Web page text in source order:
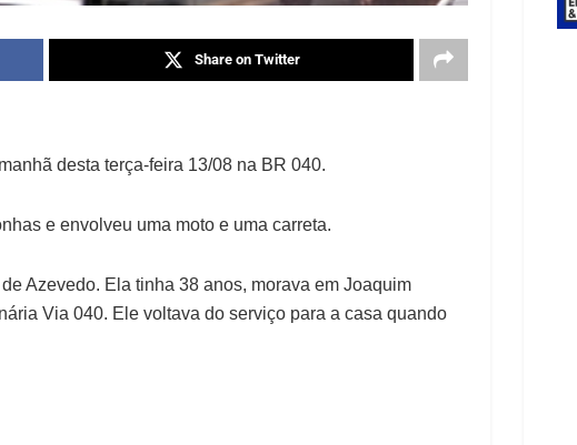
Share on Twitter
desta terça-feira 13/08 na BR 040.
e envolveu uma moto e uma carreta.
Azevedo. Ela tinha 38 anos, morava em Joaquim
Via 040. Ele voltava do serviço para a casa quando